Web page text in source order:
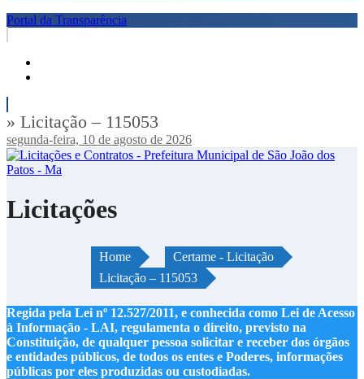
Portal da Transparência
» Licitação – 115053
segunda-feira, 10 de agosto de 2026
Licitações
Home
Certame - Licitação
Licitação – 115053
Regida pela Lei nº 12.527/2011, e conhecida como Lei de Acesso
à Informação - LAI, regulamenta o direito, previsto na
Constituição, de qualquer pessoa solicitar e receber dos órgãos
e entidades públicos, de todos os entes e Poderes, informações
públicas por eles produzidas ou custodiadas.